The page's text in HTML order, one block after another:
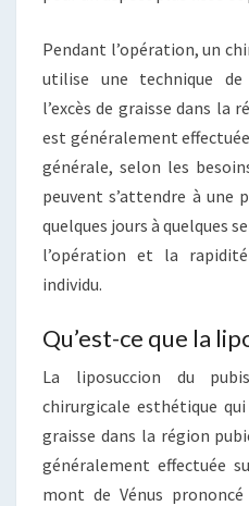
Pendant l’opération, un
utilise une technique
l’excès de graisse dans la
est généralement
générale, selon les
peuvent s’attendre à une
quelques jours à quelques
l’opération et la
individu.
Qu’est-ce que la
La liposuccion du
chirurgicale esthétique
graisse dans la région
généralement effectuée
mont de Vénus